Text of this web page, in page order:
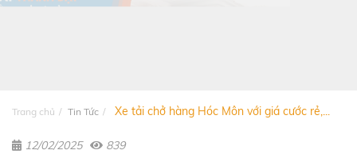
Trang chủ Tin Tức Xe tải chở hàng Hóc Môn với giá cước rẻ,...
12/02/2025 839